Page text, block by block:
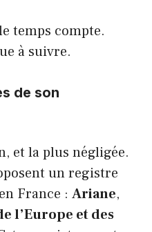
temps compte.
à suivre.
de son
et la plus négligée.
un registre
France : Ariane,
l’Europe et des